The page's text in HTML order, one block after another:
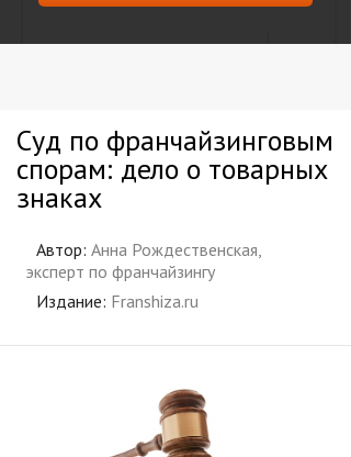
Суд по франчайзинговым
спорам: дело о товарных
знаках
Автор: Анна Рождественская,
эксперт по франчайзингу
Издание: Franshiza.ru